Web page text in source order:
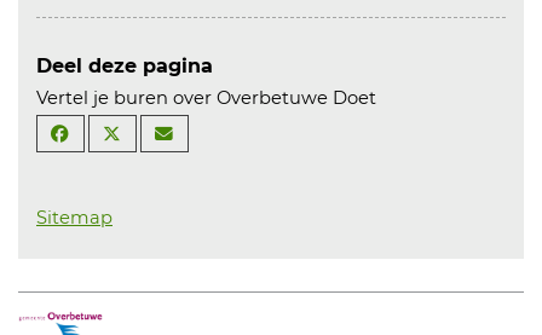
Deel deze pagina
Vertel je buren over Overbetuwe Doet
Sitemap